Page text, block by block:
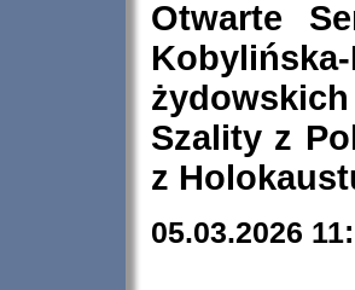
Otwarte
Szality z
z
05.03.2026